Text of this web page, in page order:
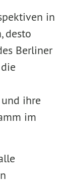
in
desto
Berliner
ihre
im